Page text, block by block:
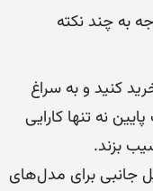
به چند نکته
کنید و به سراغ
نه تنها کارایی
بزند.
جانبی برای مدل‌های